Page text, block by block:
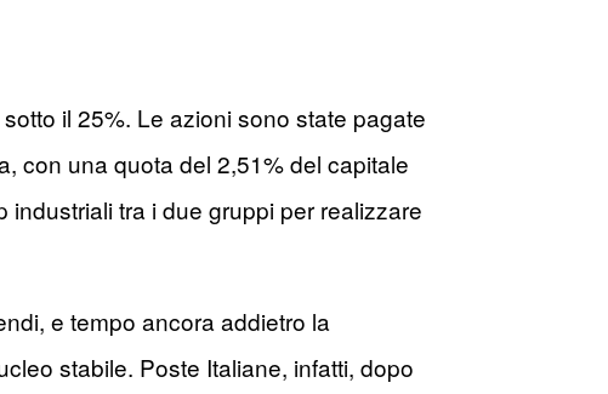
il 25%. Le azioni sono state pagate
con una quota del 2,51% del capitale
industriali tra i due gruppi per realizzare
e tempo ancora addietro la
stabile. Poste Italiane, infatti, dopo